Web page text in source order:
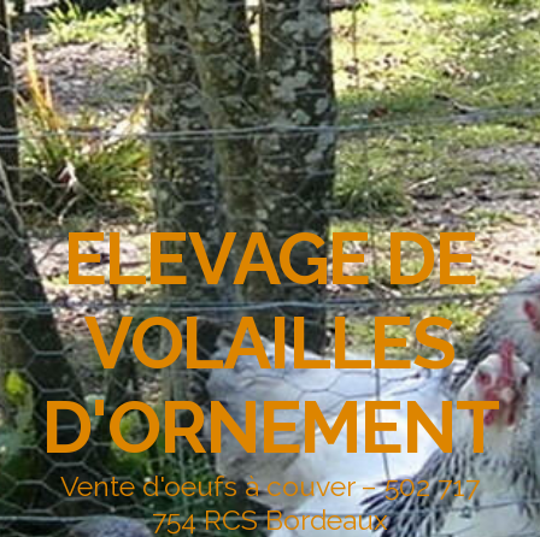
ELEVAGE DE
VOLAILLES
D'ORNEMENT
Vente d'oeufs à couver – 502 717
754 RCS Bordeaux